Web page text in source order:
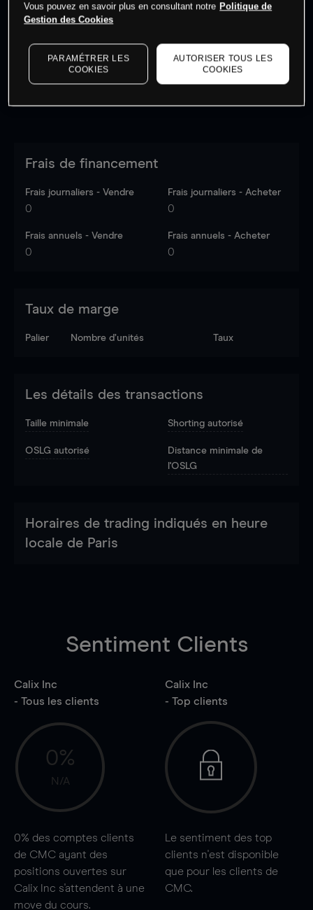
Les prix sont indicatifs.Connectez-vous pour voir les
dernières données du marché.
Frais de financement
Frais journaliers - Vendre
0
Frais journaliers - Acheter
0
Frais annuels - Vendre
0
Frais annuels - Acheter
0
Taux de marge
Palier Nombre d’unités Taux
Les détails des transactions
Taille minimale Shorting autorisé
OSLG autorisé
Distance minimale de
l'OSLG
Horaires de trading indiqués en heure
locale de Paris
Sentiment Clients
Calix Inc
- Tous les clients
0%
N/A
0% des comptes clients
de CMC ayant des
positions ouvertes sur
Calix Inc s'attendent à une
move du cours.
Calix Inc
- Top clients
Le sentiment des top
clients n'est disponible
que pour les clients de
CMC.
Vous pouvez en savoir plus en consultant notre Politique de
Gestion des Cookies
PARAMÉTRER LES
COOKIES
AUTORISER TOUS LES
COOKIES